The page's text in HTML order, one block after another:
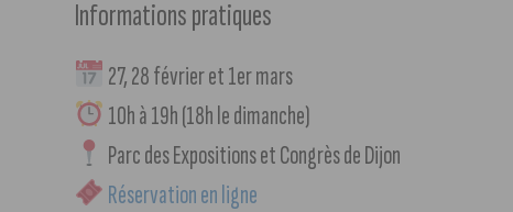
Informations pratiques
27, 28 février et 1er mars
10h à 19h (18h le dimanche)
Parc des Expositions et Congrès de Dijon
Réservation en ligne